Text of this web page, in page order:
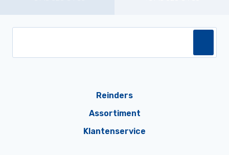
Reinders
Assortiment
Klantenservice